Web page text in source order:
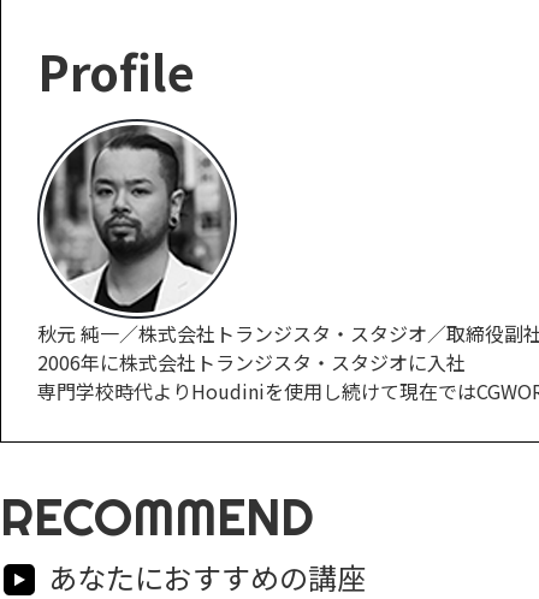
Profile
秋元 純一／株式会社トランジスタ・スタジオ／取締役副
2006年に株式会社トランジスタ・スタジオに入社
専門学校時代よりHoudiniを使用し続けて現在では
RECOMMEND
あなたにおすすめの講座